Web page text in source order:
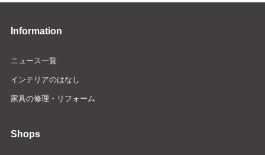
Information
ニュース一覧
インテリアのはなし
家具の修理・リフォーム
Shops